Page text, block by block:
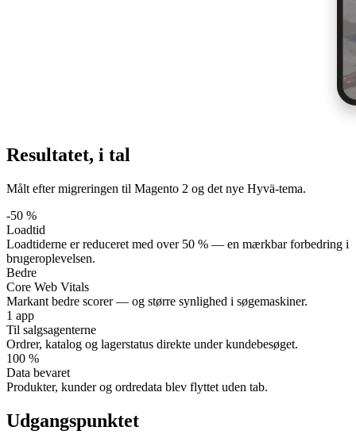
Resultatet, i tal
Målt efter migreringen til Magento 2 og det nye Hyvä-tema.
-50 %
Loadtid
Loadtiderne er reduceret med over 50 % — en mærkbar forbedring i
brugeroplevelsen.
Bedre
Core Web Vitals
Markant bedre scorer — og større synlighed i søgemaskiner.
1 app
Til salgsagenterne
Ordrer, katalog og lagerstatus direkte under kundebesøget.
100 %
Data bevaret
Produkter, kunder og ordredata blev flyttet uden tab.
Udgangspunktet